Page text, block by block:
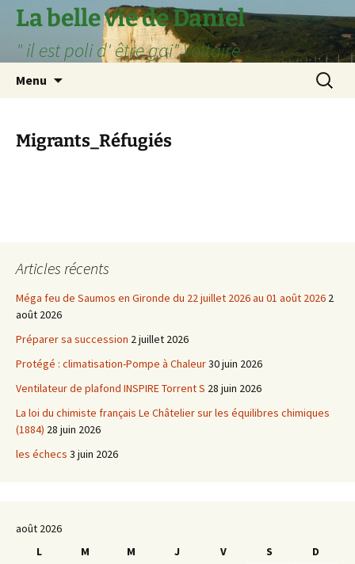
Aller
contenu
La belle vie de Daniel
" il est poli d' être gai" Voltaire
Menu
Migrants_Réfugiés
Articles récents
Méga feu de Saumos en Gironde du 22 juillet 2026 au 01 août 2026 2
août 2026
Préparer sa succession 2 juillet 2026
Protégé : climatisation-Pompe à Chaleur30 juin 2026
Ventilateur de plafond INSPIRE Torrent S 28 juin 2026
La loi du chimiste français Le Châtelier sur les équilibres chimiques
(1884) 28 juin 2026
les échecs 3 juin 2026
août 2026
L
M M J V S
D